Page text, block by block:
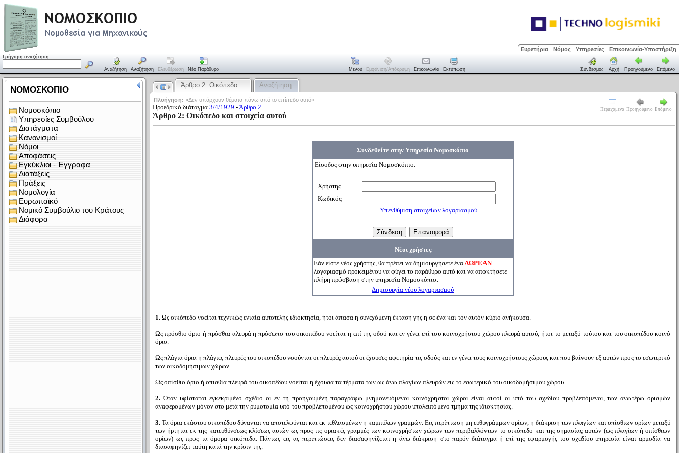
Ευρετήρια Νόμος Υπηρεσίες Επικοινωνία-Υποστήριξη
Γρήγορη αναζήτηση:
Αναζήτηση Αναζήτηση Ελευθέρωση Νέο Παράθυρο Μενού Εμφάνιση/απόκρυψη Επικοινωνία Εκτύπωση Σύνδεσμος Αρχή Προηγούμενο Επόμενο
Άρθρο 2: Οικόπεδο… Αναζήτηση